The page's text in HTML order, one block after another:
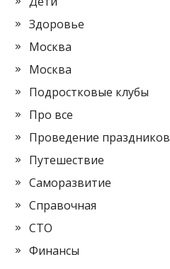
Здоровье
Москва
Москва
Подростковые клубы
Про все
Проведение праздников
Путешествие
Саморазвитие
Справочная
СТО
Финансы